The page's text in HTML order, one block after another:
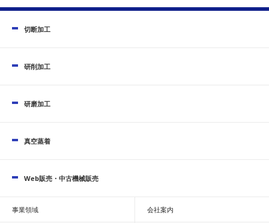
切断加工
研削加工
研磨加工
真空蒸着
Web販売・中古機械販売
事業領域 会社案内